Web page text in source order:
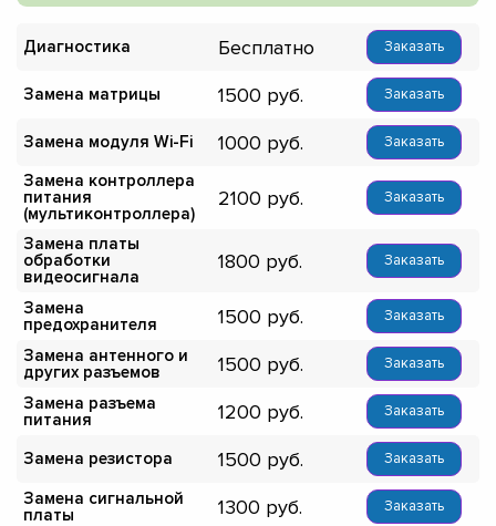
Диагностика Бесплатно Заказать
Замена матрицы 1500 Заказать
Замена модуля Wi-Fi 1000 Заказать
Замена контроллера
питания
(мультиконтроллера)
2100 Заказать
Замена платы
обработки
видеосигнала
1800 Заказать
Замена
предохранителя
1500 Заказать
Замена антенного и
других разъемов
1500 Заказать
Замена разъема
питания
1200 Заказать
Замена резистора 1500 Заказать
Замена сигнальной
платы
1300 Заказать